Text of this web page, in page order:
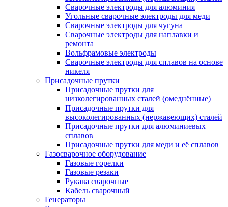
Сварочные электроды для алюминия
Угольные сварочные электроды для меди
Сварочные электроды для чугуна
Сварочные электроды для наплавки и
ремонта
Вольфрамовые электроды
Сварочные электроды для сплавов на основе
никеля
Присадочные прутки
Присадочные прутки для
низколегированных сталей (омеднённые)
Присадочные прутки для
высоколегированных (нержавеющих) сталей
Присадочные прутки для алюминиевых
сплавов
Присадочные прутки для меди и её сплавов
Газосварочное оборудование
Газовые горелки
Газовые резаки
Рукава сварочные
Кабель сварочный
Генераторы